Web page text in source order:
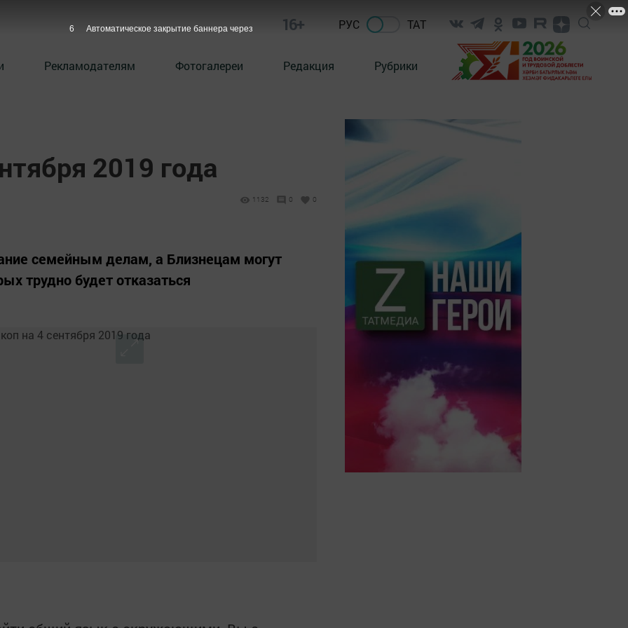
16+ РУС ТАТ
Рекламодателям Фотогалереи Редакция Рубрики
2019 года
1132 0 0
семейным делам, а Близнецам могут
трудно будет отказаться
5 Автоматическое закрытие баннера через